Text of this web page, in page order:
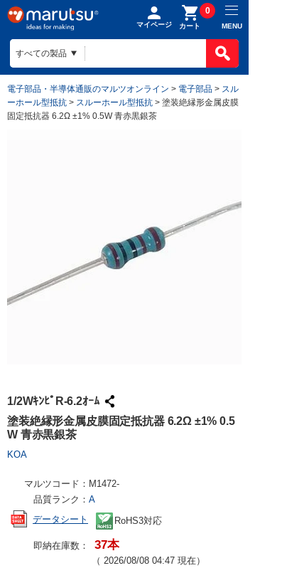
マイページ カート
0
MENU
電子部品・半導体通販のマルツオンライン > 電子部品 > スル
ーホール型抵抗 > スルーホール型抵抗 > 塗装絶縁形金属皮膜
固定抵抗器 6.2Ω ±1% 0.5W 青赤黒銀茶
1/2WｷﾝﾋﾟR-6.2ｵｰﾑ
塗装絶縁形金属皮膜固定抵抗器 6.2Ω ±1% 0.5
W 青赤黒銀茶
KOA
マルツコード： M1472-
品質ランク： A
データシート
RoHS3対応
即納在庫数： 37本
（ 2026/08/08 04:47 現在）